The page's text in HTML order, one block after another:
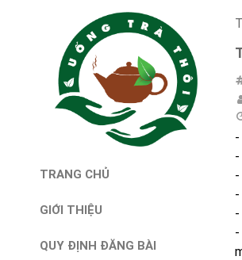
TRANG CHỦ
GIỚI THIỆU
QUY ĐỊNH ĐĂNG BÀI